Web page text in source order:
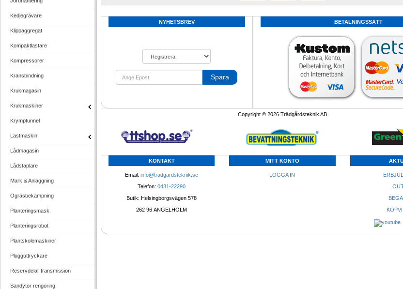
Kedjegrävare
Klippaggregat
Kompaktlastare
Kompressorer
Kransbindning
Krukmagasin
Krukmaskiner
Krymptunnel
Lastmaskin
Lådmagasin
Lådstaplare
Mark & Anläggning
Ogräsbekämpning
Planteringsmask.
Planteringsrobot
Plantskolemaskiner
Plugguttryckare
Reservdelar transmission
Sandytor rengöring
NYHETSBREV
Spara
BETALNINGSSÄTT
Copyright © 2026 Trädgårdsteknik AB
KONTAKT
Email: info@tradgardsteknik.se
Telefon: 0431-22290
Butik: Helsingborgsvägen 578
262 96 ÄNGELHOLM
MITT KONTO
LOGGA IN